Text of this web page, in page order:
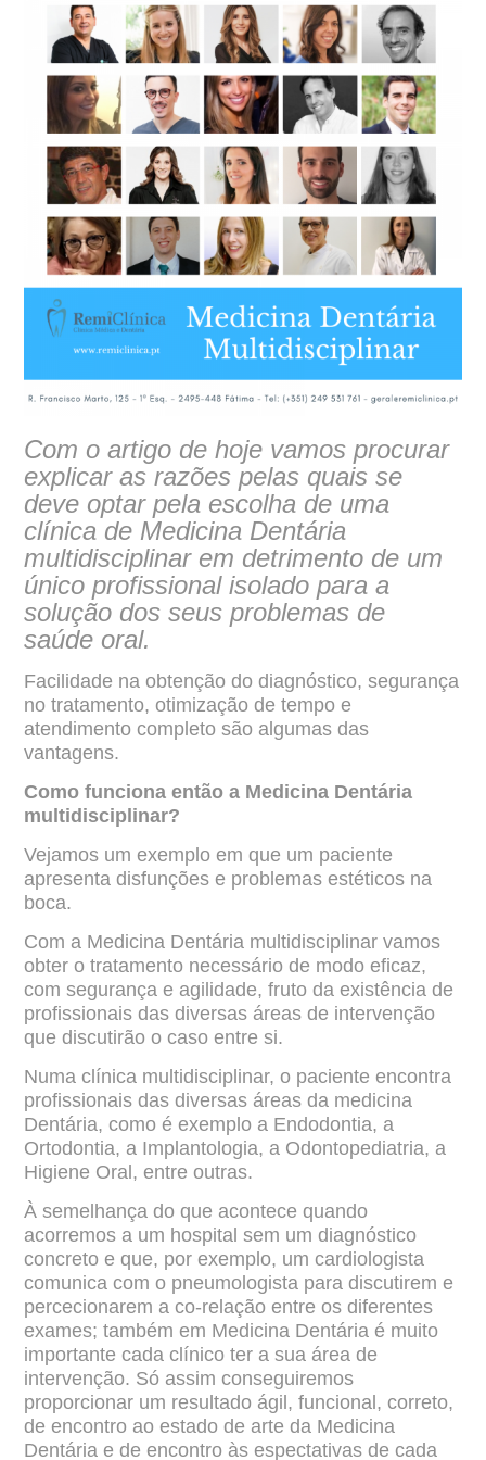
Com o artigo de hoje vamos procurar
explicar as razões pelas quais se
deve optar pela escolha de uma
clínica de Medicina Dentária
multidisciplinar em detrimento de um
único profissional isolado para a
solução dos seus problemas de
saúde oral.
Facilidade na obtenção do diagnóstico, segurança
no tratamento, otimização de tempo e
atendimento completo são algumas das
vantagens.
Como funciona então a Medicina Dentária
multidisciplinar?
Vejamos um exemplo em que um paciente
apresenta disfunções e problemas estéticos na
boca.
Com a Medicina Dentária multidisciplinar vamos
obter o tratamento necessário de modo eficaz,
com segurança e agilidade, fruto da existência de
profissionais das diversas áreas de intervenção
que discutirão o caso entre si.
Numa clínica multidisciplinar, o paciente encontra
profissionais das diversas áreas da medicina
Dentária, como é exemplo a Endodontia, a
Ortodontia, a Implantologia, a Odontopediatria, a
Higiene Oral, entre outras.
À semelhança do que acontece quando
acorremos a um hospital sem um diagnóstico
concreto e que, por exemplo, um cardiologista
comunica com o pneumologista para discutirem e
percecionarem a co-relação entre os diferentes
exames; também em Medicina Dentária é muito
importante cada clínico ter a sua área de
intervenção. Só assim conseguiremos
proporcionar um resultado ágil, funcional, correto,
de encontro ao estado de arte da Medicina
Dentária e de encontro às espectativas de cada